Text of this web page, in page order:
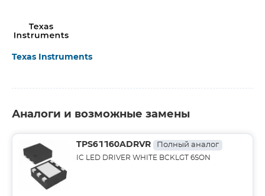
Texas Instruments
Аналоги и возможные замены
TPS61160ADRVR Полный аналог
IC LED DRIVER WHITE BCKLGT 6SON